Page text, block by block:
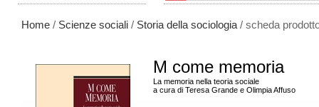
Home / Scienze sociali / Storia della sociologia / scheda
M come memoria
La memoria nella teoria sociale
a cura di Teresa Grande e Olimpia Affuso